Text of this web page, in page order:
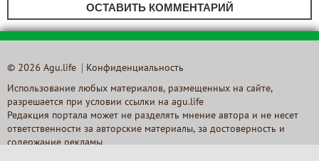
ОСТАВИТЬ КОММЕНТАРИЙ
© 2026 Agu.life Конфиденциальность
Использование любых материалов, размещенных на сайте,
разрешается при условии ссылки на agu.life
Редакция портала может не разделять мнение автора и не несет
ответственности за авторские материалы, за достоверность и
содержание рекламы